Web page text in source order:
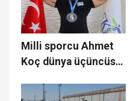
Milli sporcu Ahmet
Koç dünya üçüncüsü